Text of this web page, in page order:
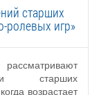
старших
ролевых игр»
старших
возрастает